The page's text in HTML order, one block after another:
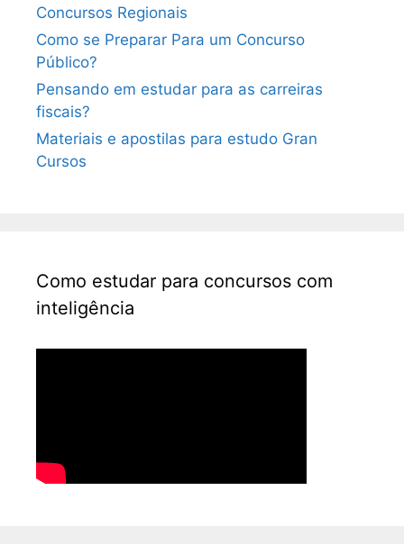
Concursos Regionais
Como se Preparar Para um Concurso
Público?
Pensando em estudar para as carreiras
fiscais?
Materiais e apostilas para estudo Gran
Cursos
Como estudar para concursos com
inteligência